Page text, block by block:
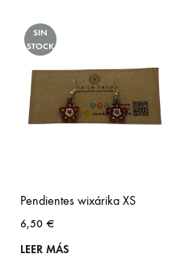
SIN
STOCK
Pendientes wixárika XS
6,50 €
LEER MÁS